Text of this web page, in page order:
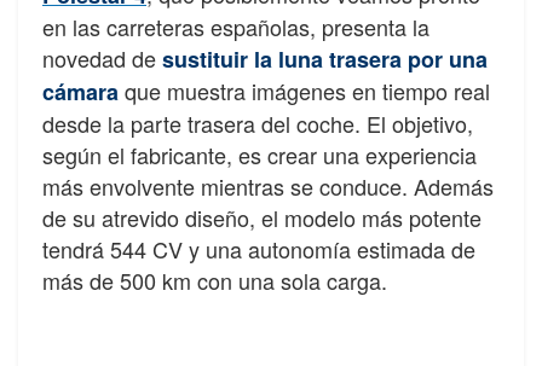
en las carreteras españolas, presenta la
novedad desustituir la luna trasera por una
cámaraque muestra imágenes en tiempo real
desde la parte trasera del coche. El objetivo,
según el fabricante, es crear una experiencia
más envolvente mientras se conduce. Además
de su atrevido diseño, el modelo más potente
tendrá 544 CV y una autonomía estimada de
más de 500 km con una sola carga.